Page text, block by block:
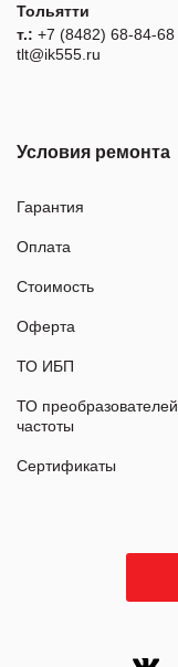
Тольятти
т.: +7 (8482) 68-84-68
tlt@ik555.ru
Условия ремонта
Гарантия
Оплата
Стоимость
Оферта
ТО ИБП
ТО преобразователей
частоты
Сертификаты